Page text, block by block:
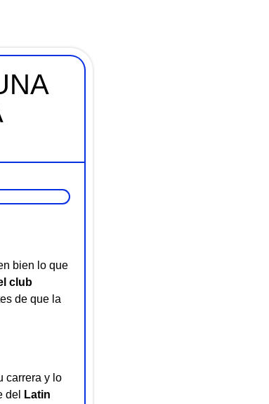
bien lo que
club
de que la
carrera y lo
del
Latin